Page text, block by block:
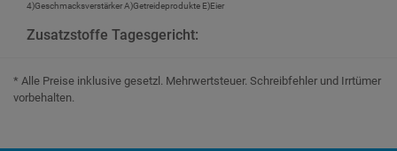
4)Geschmacksverstärker A)Getreideprodukte E)Eier
Zusatzstoffe Tagesgericht:
* Alle Preise inklusive gesetzl. Mehrwertsteuer. Schreibfehler und Irrtümer
vorbehalten.